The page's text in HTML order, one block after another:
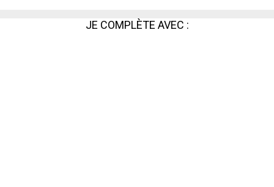
JE COMPLÈTE AVEC :